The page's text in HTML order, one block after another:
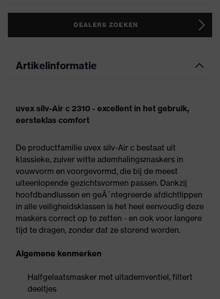
DEALERS ZOEKEN
Artikelinformatie
uvex silv-Air c 2310 - excellent in het gebruik,
eersteklas comfort
De productfamilie uvex silv-Air c bestaat uit
klassieke, zuiver witte ademhalingsmaskers in
vouwvorm en voorgevormd, die bij de meest
uiteenlopende gezichtsvormen passen. Dankzij
hoofdbandlussen en geÃ¯ntegreerde afdichtlippen
in alle veiligheidsklassen is het heel eenvoudig deze
maskers correct op te zetten - en ook voor langere
tijd te dragen, zonder dat ze storend worden.
Algemene kenmerken
Halfgelaatsmasker met uitademventiel, filtert
deeltjes